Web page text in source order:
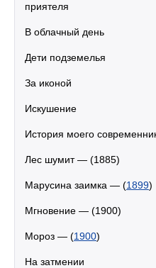
приятеля
В облачный день
Дети подземелья
За иконой
Искушение
История моего
Лес шумит — (1885)
Марусина заимка — (1899)
Мгновение — (1900)
Мороз — (1900)
На затмении